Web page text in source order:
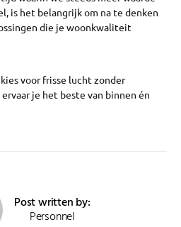
is het belangrijk om na te denken
die je woonkwaliteit
voor frisse lucht zonder
je het beste van binnen én
Post written by:
Personnel